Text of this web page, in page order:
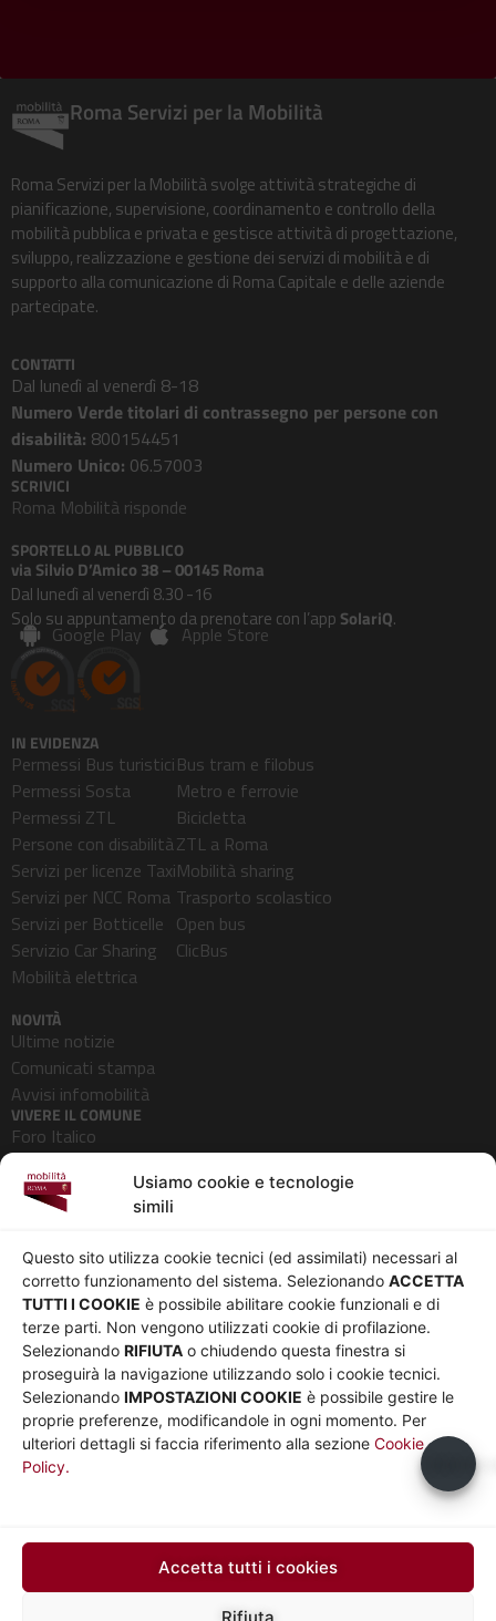
Usiamo cookie e tecnologie
simili
Questo sito utilizza cookie tecnici (ed assimilati) necessari al
corretto funzionamento del sistema. Selezionando ACCETTA
TUTTI I COOKIE è possibile abilitare cookie funzionali e di
terze parti. Non vengono utilizzati cookie di profilazione.
Selezionando RIFIUTA o chiudendo questa finestra si
proseguirà la navigazione utilizzando solo i cookie tecnici.
Selezionando IMPOSTAZIONI COOKIE è possibile gestire le
proprie preferenze, modificandole in ogni momento. Per
ulteriori dettagli si faccia riferimento alla sezione Cookie
Policy.
Accetta tutti i cookies
Rifiuta
Roma Servizi per la Mobilità
Roma Servizi per la Mobilità svolge attività strategiche di
pianificazione, supervisione, coordinamento e controllo della
mobilità pubblica e privata e gestisce attività di progettazione,
sviluppo, realizzazione e gestione dei servizi di mobilità e di
supporto alla comunicazione di Roma Capitale e delle aziende
partecipate.
CONTATTI
Dal lunedì al venerdì 8-18
Numero Verde titolari di contrassegno per persone con
disabilità: 800154451
Numero Unico: 06.57003
SCRIVICI
Roma Mobilità risponde
SPORTELLO AL PUBBLICO
via Silvio D’Amico 38 – 00145 Roma
Dal lunedì al venerdì 8.30 -16
Solo su appuntamento da prenotare con l’app SolariQ.
Google Play Apple Store
IN EVIDENZA
Permessi Bus turistici
Permessi Sosta
Permessi ZTL
Persone con disabilità
Servizi per licenze Taxi
Servizi per NCC Roma
Servizi per Botticelle
Servizio Car Sharing
Mobilità elettrica
Bus tram e filobus
Metro e ferrovie
Bicicletta
ZTL a Roma
Mobilità sharing
Trasporto scolastico
Open bus
ClicBus
NOVITÀ
Ultime notizie
Comunicati stampa
Avvisi infomobilità
VIVERE IL COMUNE
Foro Italico
Pedonalizzazioni
Aeroporti
Chi siamo
Governance
Whistleblowing
Co-Marketing
Social media policy
Informativa Cookie
Informativa Sito web e
social media
Privacy
Parità di genere
Amministrazione
trasparente
Bandi e gare
Note legali
UTILITÀ
Car Sharing Roma
Usiamo